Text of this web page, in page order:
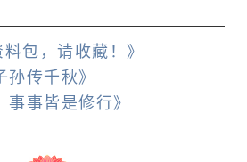
包，请收藏！》
孙传千秋》
事事皆是修行》